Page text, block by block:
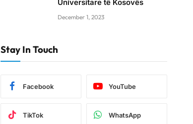
Universitare të Kosovës
December 1, 2023
Stay In Touch
Facebook YouTube
TikTok WhatsApp